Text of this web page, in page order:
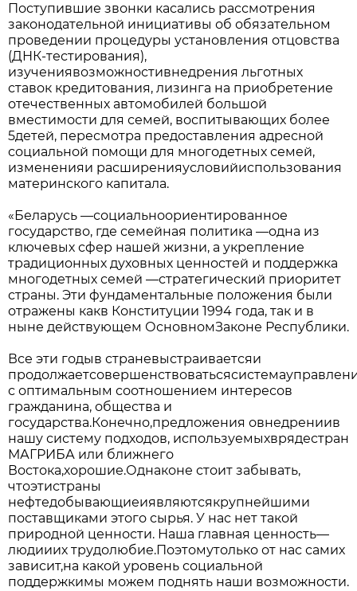
Поступившие звонки касались рассмотрения
законодательной инициативы об обязательном
проведении процедуры установления отцовства
(ДНК-тестирования),
изучениявозможностивнедрения льготных
ставок кредитования, лизинга на приобретение
отечественных автомобилей большой
вместимости для семей, воспитывающих более
5детей, пересмотра предоставления адресной
социальной помощи для многодетных семей,
измененияи расширенияусловийиспользования
материнского капитала.
«Беларусь —социальноориентированное
государство, где семейная политика —одна из
ключевых сфер нашей жизни, а укрепление
традиционных духовных ценностей и поддержка
многодетных семей —стратегический приоритет
страны. Эти фундаментальные положения были
отражены какв Конституции 1994 года, так и в
ныне действующем ОсновномЗаконе Республики.
Все эти годыв страневыстраиваетсяи
с оптимальным соотношением интересов
гражданина, общества и
государства.Конечно,предложения овнедрениив
нашу систему подходов, используемыхврядестран
МАГРИБА или ближнего
Востока,хорошие.Однаконе стоит забывать,
чтоэтистраны
нефтедобывающиеиявляютсякрупнейшими
поставщиками этого сырья. У нас нет такой
природной ценности. Наша главная ценность—
людииих трудолюбие.Поэтомутолько от нас самих
зависит,на какой уровень социальной
поддержкимы можем поднять наши возможности.